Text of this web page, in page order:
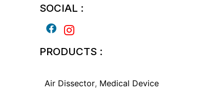
SOCIAL :
PRODUCTS :
Air Dissector, Medical Device